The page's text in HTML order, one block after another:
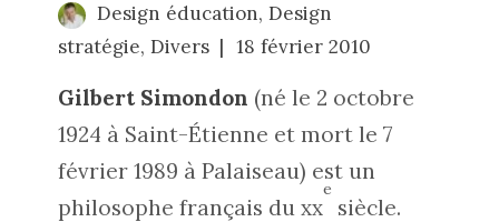
Design éducation, Design
stratégie,Divers 18 février 2010
Gilbert Simondon (né le 2 octobre
1924 à Saint-Étienne et mort le 7
février 1989 à Palaiseau) est un
philosophe français duxx
e
siècle.